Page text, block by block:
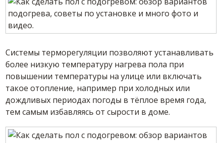
Системы терморегуляции позволяют устанавливать
более низкую температуру нагрева пола при
повышении температуры на улице или включать
такое отопление, например при холодных или
дождливых периодах погоды в тёплое время года,
тем самым избавляясь от сырости в доме.